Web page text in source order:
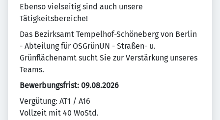
Ebenso vielseitig sind auch unsere
Tätigkeitsbereiche!
Das Bezirksamt Tempelhof-Schöneberg von Berlin
- Abteilung für OSGrünUN - Straßen- u.
Grünflächenamt sucht Sie zur Verstärkung unseres
Teams.
Bewerbungsfrist: 09.08.2026
Vergütung: AT1 / A16
Vollzeit mit 40 WoStd.